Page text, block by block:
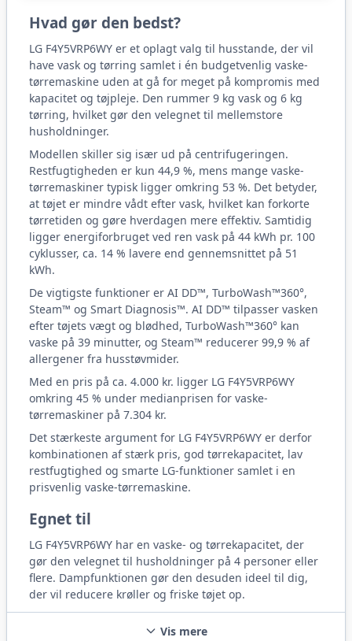
Hvad gør den bedst?
LG F4Y5VRP6WY er et oplagt valg til husstande, der vil
have vask og tørring samlet i én budgetvenlig vaske-
tørremaskine uden at gå for meget på kompromis med
kapacitet og tøjpleje. Den rummer 9 kg vask og 6 kg
tørring, hvilket gør den velegnet til mellemstore
husholdninger.
Modellen skiller sig især ud på centrifugeringen.
Restfugtigheden er kun 44,9 %, mens mange vaske-
tørremaskiner typisk ligger omkring 53 %. Det betyder,
at tøjet er mindre vådt efter vask, hvilket kan forkorte
tørretiden og gøre hverdagen mere effektiv. Samtidig
ligger energiforbruget ved ren vask på 44 kWh pr. 100
cyklusser, ca. 14 % lavere end gennemsnittet på 51
kWh.
De vigtigste funktioner er AI DD™, TurboWash™360°,
Steam™ og Smart Diagnosis™. AI DD™ tilpasser vasken
efter tøjets vægt og blødhed, TurboWash™360° kan
vaske på 39 minutter, og Steam™ reducerer 99,9 % af
allergener fra husstøvmider.
Med en pris på ca. 4.000 kr. ligger LG F4Y5VRP6WY
omkring 45 % under medianprisen for vaske-
tørremaskiner på 7.304 kr.
Det stærkeste argument for LG F4Y5VRP6WY er derfor
kombinationen af stærk pris, god tørrekapacitet, lav
restfugtighed og smarte LG-funktioner samlet i en
prisvenlig vaske-tørremaskine.
Egnet til
LG F4Y5VRP6WY har en vaske- og tørrekapacitet, der
gør den velegnet til husholdninger på 4 personer eller
flere. Dampfunktionen gør den desuden ideel til dig,
der vil reducere krøller og friske tøjet op.
Vis mere